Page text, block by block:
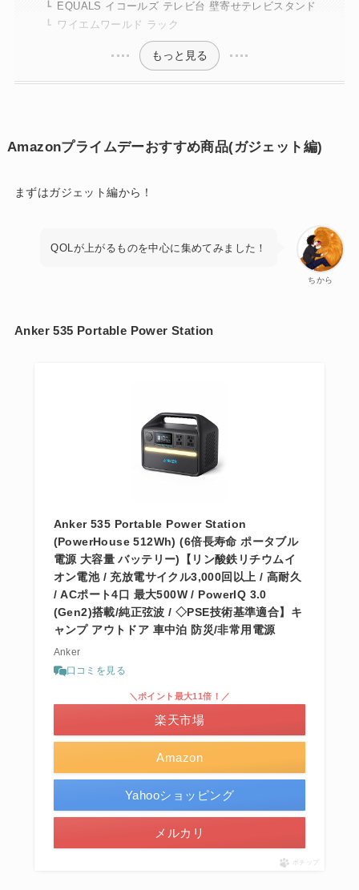
EQUALS イコールズ テレビ台 壁寄せテレビスタンド
ワイエムワールド ラック
もっと見る
Amazonプライムデーおすすめ商品(ガジェット編)
まずはガジェット編から！
ちから
QOLが上がるものを中心に集めてみました！
Anker 535 Portable Power Station
Anker 535 Portable Power Station
(PowerHouse 512Wh) (6倍長寿命 ポータブル
電源 大容量 バッテリー)【リン酸鉄リチウムイ
オン電池 / 充放電サイクル3,000回以上 / 高耐久
/ ACポート4口 最大500W / PowerIQ 3.0
(Gen2)搭載/純正弦波 / ◇PSE技術基準適合】キ
ャンプ アウトドア 車中泊 防災/非常用電源
Anker
口コミを見る
Amazon
＼ポイント最大11倍！／
楽天市場
Yahooショッピング
メルカリ
ポチップ